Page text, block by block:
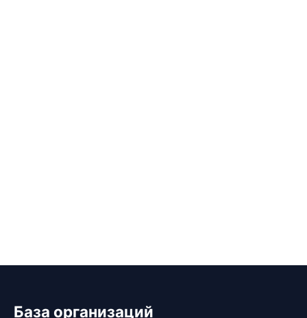
База организаций